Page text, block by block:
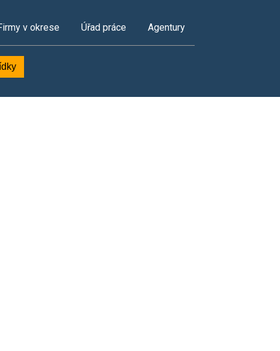
v okrese Úřad práce Agentury